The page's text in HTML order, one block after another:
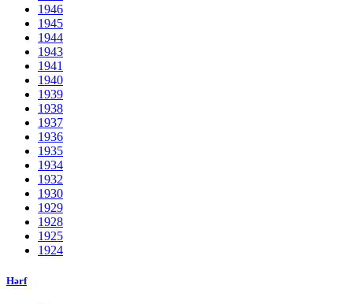
1946
1945
1944
1943
1941
1940
1939
1938
1937
1936
1935
1934
1932
1930
1929
1928
1925
1924
Hərf